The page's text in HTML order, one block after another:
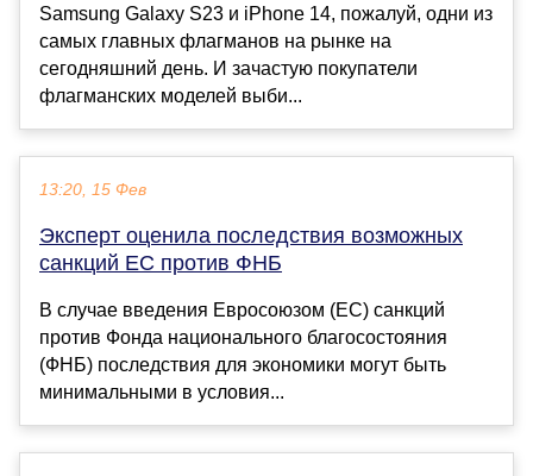
Samsung Galaxy S23 и iPhone 14, пожалуй, одни из
самых главных флагманов на рынке на
сегодняшний день. И зачастую покупатели
флагманских моделей выби...
13:20, 15 Фев
Эксперт оценила последствия возможных
санкций ЕС против ФНБ
В случае введения Евросоюзом (ЕС) санкций
против Фонда национального благосостояния
(ФНБ) последствия для экономики могут быть
минимальными в условия...